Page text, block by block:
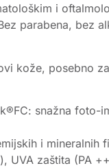
i
parabena, bez
kože, posebno
snažna foto-
i mineralnih
UVA zaštita (PA